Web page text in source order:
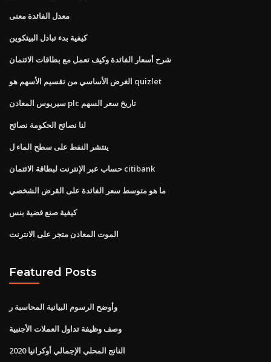
معدل الفائدة معنى
كيفية بدء تبادل البيتكوين
شرح أسعار الفائدة وكيف تعمل مع بطاقات الائتمان
الغرض الأساسي من تقسيم الأسهم هو quizlet
سيريوس المعادن plc تاريخ سعر السهم
لنا نصائح الحكومة نصائح
ينتشر النفط على سطح الماء ل
حساب عبر الإنترنت لبطاقة الائتمان citibank
ما هو متوسط ​​سعر الفائدة على القرض الشخصي
كيفية صنع فضية بنس
الموت المعادن متجر على الانترنت
Featured Posts
وأوضح الرسوم البيانية المحاسبة ر
وصف وظيفة تداول العملات الأجنبية
الناتج المحلي الإجمالي أوكرانيا 2020